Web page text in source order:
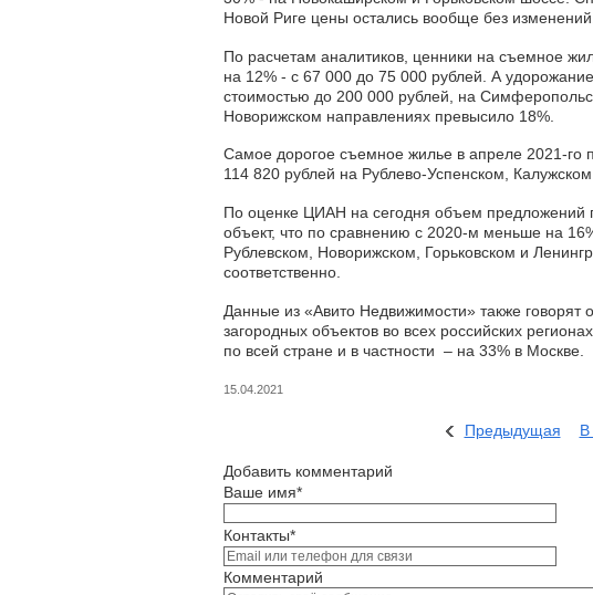
Новой Риге цены остались вообще без изменений.
По расчетам аналитиков, ценники на съемное
на 12% - с 67 000 до 75 000 рублей. А
стоимостью до 200 000 рублей, на
Новорижском направлениях превысило 18%.
Самое дорогое съемное жилье в апреле 2021-го
114 820 рублей на Рублево-Успенском,
По оценке ЦИАН на сегодня объем предложений
объект, что по сравнению с 2020-м меньше на
Рублевском, Новорижском, Горьковском и
соответственно.
Данные из «Авито Недвижимости» также говорят
загородных объектов во всех российских
по всей стране и в частности – на 33% в Москве.
15.04.2021
Предыдущая В
Добавить комментарий
Ваше имя*
Контакты*
Комментарий